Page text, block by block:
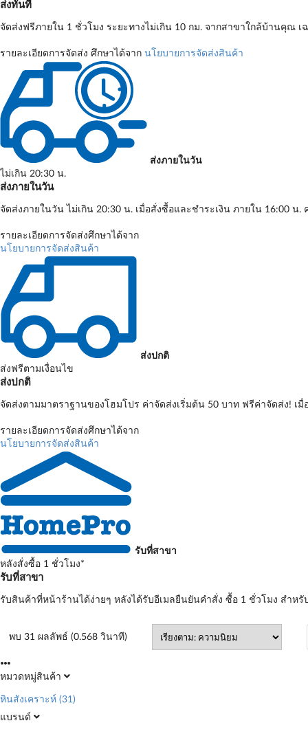
ส่งทันที
จัดส่งฟรีภายใน 1 ชั่วโมง ระยะทางไม่เกิน 10 กม. จากสาขาใกล้บ้านคุณ
รายละเอียดการจัดส่ง ศึกษาได้จาก นโยบายการจัดส่งสินค้า
ส่งภายในวัน
ไม่เกิน 20:30 น.
ส่งภายในวัน
จัดส่งภายในวัน ไม่เกิน 20:30 น. เมื่อสั่งซื้อและชำระเงิน ภายใน 16:00 น
รายละเอียดการจัดส่งศึกษาได้จาก
นโยบายการจัดส่งสินค้า
ส่งปกติ
ส่งฟรีตามเงื่อนไข
ส่งปกติ
จัดส่งตามมาตราฐานของโฮมโปร ค่าจัดส่งเริ่มต้น 50 บาท ฟรีค่าจัดส่ง! เ
รายละเอียดการจัดส่งศึกษาได้จาก
นโยบายการจัดส่งสินค้า
รับที่สาขา
หลังสั่งซื้อ 1 ชั่วโมง*
รับที่สาขา
รับสินค้าที่หน้าร้านได้ง่ายๆ หลังได้รับอีเมลยืนยันคำสั่ง ซื้อ 1 ชั่วโมง สำห
พบ 31 ผลลัพธ์ (0.568 วินาที)
หมวดหมู่สินค้า
หินสังเคราะห์ (31)
แบรนด์